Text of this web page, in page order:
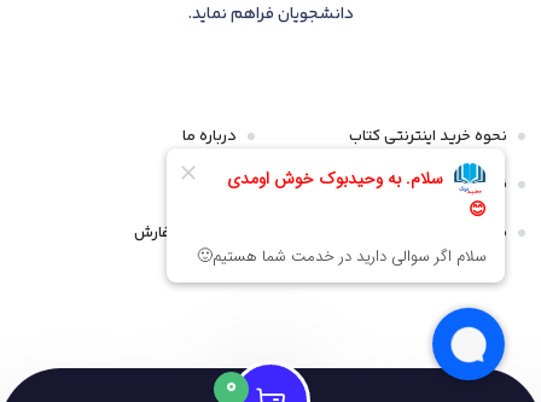
دانشجویان فراهم نماید.
نحوه خرید اینترنتی کتاب
قوانین و مقررات
سیاست مرجوعی و عودت
درباره ما
تماس با ما
پیگیری سفارش
0